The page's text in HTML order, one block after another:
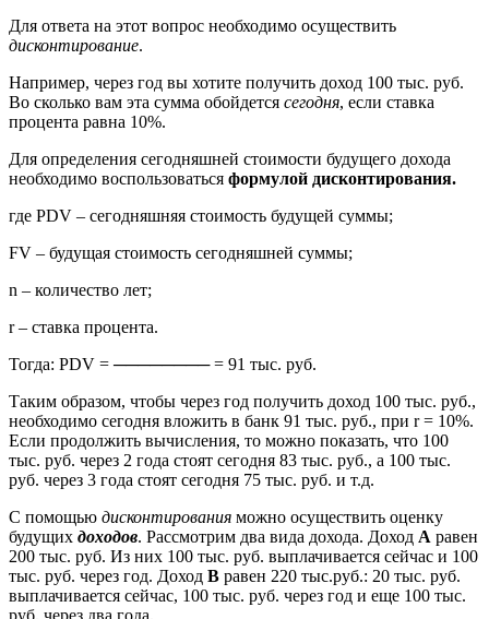
Для ответа на этот вопрос необходимо осуществить
дисконтирование.
Например, через год вы хотите получить доход 100 тыс. руб.
Во сколько вам эта сумма обойдется сегодня, если ставка
процента равна 10%.
Для определения сегодняшней стоимости будущего дохода
необходимо воспользоваться формулой дисконтирования.
где PDV – сегодняшняя стоимость будущей суммы;
FV – будущая стоимость сегодняшней суммы;
n – количество лет;
r – ставка процента.
Тогда: PDV = ──────── = 91 тыс. руб.
Таким образом, чтобы через год получить доход 100 тыс. руб.,
необходимо сегодня вложить в банк 91 тыс. руб., при r = 10%.
Если продолжить вычисления, то можно показать, что 100
тыс. руб. через 2 года стоят сегодня 83 тыс. руб., а 100 тыс.
руб. через 3 года стоят сегодня 75 тыс. руб. и т.д.
С помощью дисконтирования можно осуществить оценку
будущих доходов. Рассмотрим два вида дохода. Доход А равен
200 тыс. руб. Из них 100 тыс. руб. выплачивается сейчас и 100
тыс. руб. через год. Доход В равен 220 тыс.руб.: 20 тыс. руб.
выплачивается сейчас, 100 тыс. руб. через год и еще 100 тыс.